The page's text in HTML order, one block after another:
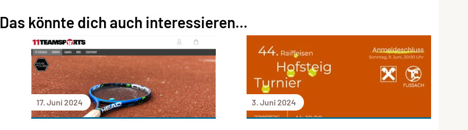
Das könnte dich auch interessieren...
17. Juni 2024 3. Juni 2024